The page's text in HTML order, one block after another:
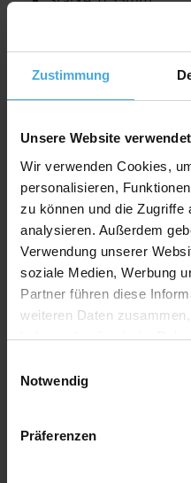
Zustimmung
Unsere Website
Wir verwenden Cookies,
personalisieren,
zu können und die Zugriffe
analysieren. Außerdem
Verwendung unserer
soziale Medien, Werbung
Partner führen diese
weiteren Daten
haben oder die sie im
Notwendig
Präferenzen
Material: 100%
Rückwand Spezifikation
Stärke: 1,2mm
Farbe: weiß
Material: 100%
Qualitativ hochwertiger
alle Fälle zu einem
Verhältnis
AlphaUVplus-
Die Serie „WhiteAlpha“
Über 200
erhalten durch den